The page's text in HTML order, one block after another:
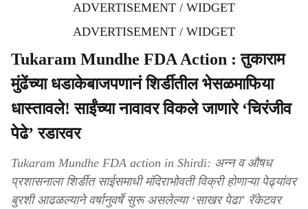
ADVERTISEMENT / WIDGET
ADVERTISEMENT / WIDGET
Tukaram Mundhe FDA Action : तुकाराम
मुंढेंच्या धडाकेबाजपणानं शिर्डीतील भेसळमाफिया
धास्तावले! साईंच्या नावावर विकले जाणारे ‘चिरंजीव
पेढे’ रडारवर
Tukaram Mundhe FDA action in Shirdi: अन्न व औषध
प्रशासनाला शिर्डीत साईसमाधी मंदिराभोवती विक्री होणाऱ्या पेढ्यांवर
बुरशी आढळल्याने वर्षानुवर्षे सुरू असलेल्या ‘साखर पेढा’ रॅकेटवर